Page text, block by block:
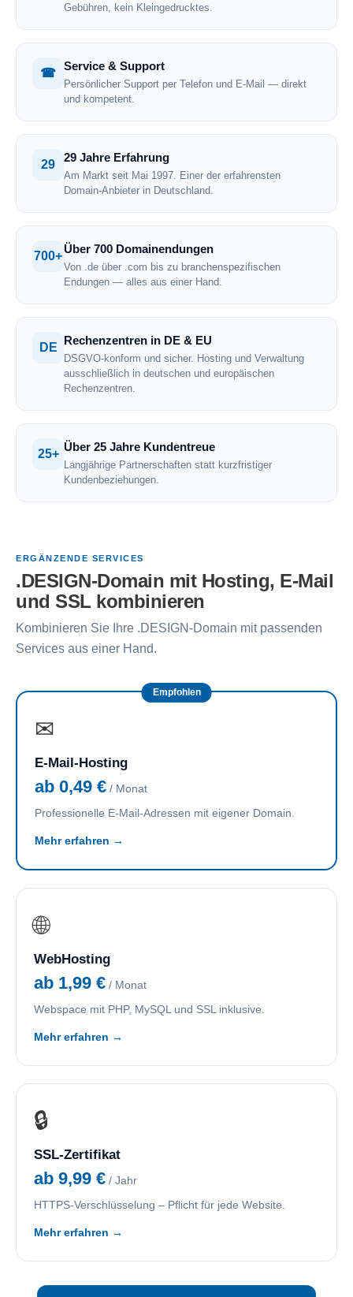
Gebühren, kein Kleingedrucktes.
☎
Service & Support
Persönlicher Support per Telefon und E-Mail — direkt
und kompetent.
29
29 Jahre Erfahrung
Am Markt seit Mai 1997. Einer der erfahrensten
Domain-Anbieter in Deutschland.
700+
Über 700 Domainendungen
Von .de über .com bis zu branchenspezifischen
Endungen — alles aus einer Hand.
DE
Rechenzentren in DE & EU
DSGVO-konform und sicher. Hosting und Verwaltung
ausschließlich in deutschen und europäischen
Rechenzentren.
25+
Über 25 Jahre Kundentreue
Langjährige Partnerschaften statt kurzfristiger
Kundenbeziehungen.
ERGÄNZENDE SERVICES
.DESIGN-Domain mit Hosting, E-Mail
und SSL kombinieren
Kombinieren Sie Ihre .DESIGN-Domain mit passenden
Services aus einer Hand.
Empfohlen
✉
E-Mail-Hosting
ab 0,49 € / Monat
Professionelle E-Mail-Adressen mit eigener Domain.
Mehr erfahren →
🌐
WebHosting
ab 1,99 € / Monat
Webspace mit PHP, MySQL und SSL inklusive.
Mehr erfahren →
🔒
SSL-Zertifikat
ab 9,99 € / Jahr
HTTPS-Verschlüsselung – Pflicht für jede Website.
Mehr erfahren →